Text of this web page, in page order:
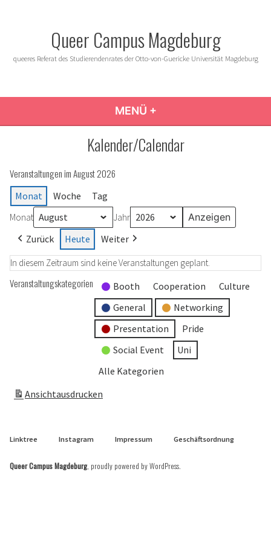
Queer Campus Magdeburg
queeres Referat des Studierendenrates der Otto-von-Guericke Universität Magdeburg
MENÜ +
Kalender/Calendar
Veranstaltungen im August 2026
Monat Woche Tag
Monat Jahr
Zurück Heute Weiter
In diesem Zeitraum sind keine Veranstaltungen geplant.
Veranstaltungskategorien Booth Cooperation
Culture
General
Networking
Presentation
Pride
Social Event
Uni
Alle Kategorien
Ansichtausdrucken
Linktree Instagram Impressum Geschäftsordnung
Queer Campus Magdeburg, proudly powered by WordPress.